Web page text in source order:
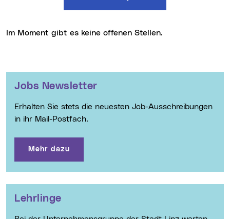
Im Moment gibt es keine offenen Stellen.
Jobs Newsletter
Erhalten Sie stets die neuesten Job-Ausschreibungen
in ihr Mail-Postfach.
Mehr dazu
Lehrlinge